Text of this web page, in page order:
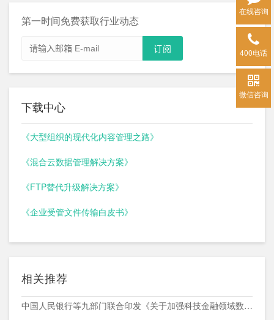
第一时间免费获取行业动态
下载中心
《大型组织的现代化内容管理之路》
《混合云数据管理解决方案》
《FTP替代升级解决方案》
《企业受管文件传输白皮书》
相关推荐
中国人民银行等九部门联合印发《关于加强科技金融领域数据开发利用的通知》
在线咨询
400电话
微信咨询